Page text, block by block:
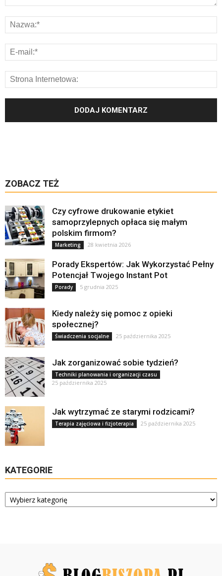
ZOBACZ TEŻ
Czy cyfrowe drukowanie etykiet
samoprzylepnych opłaca się małym
polskim firmom?
Marketing 28 kwietnia 2026
Porady Ekspertów: Jak Wykorzystać Pełny
Potencjał Twojego Instant Pot
Porady 5 grudnia 2025
Kiedy należy się pomoc z opieki
społecznej?
Świadczenia socjalne 25 października 2025
Jak zorganizować sobie tydzień?
Techniki planowania i organizacji czasu
25 października 2025
Jak wytrzymać ze starymi rodzicami?
Terapia zajęciowa i fizjoterapia 25 października 2025
KATEGORIE
Kategorie